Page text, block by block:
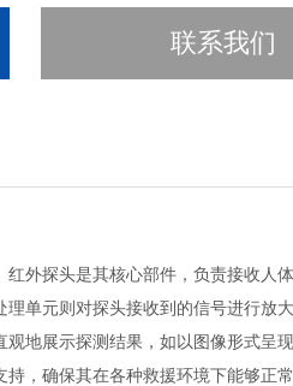
联系我们
外探头是其核心部件，负责接收人
单元则对探头接收到的信号进行放
地展示探测结果，如以图像形式呈
，确保其在各种救援环境下能够正